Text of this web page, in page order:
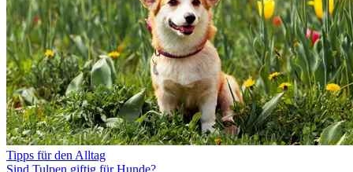
Tipps für den Alltag
Sind Tulpen giftig für Hunde?